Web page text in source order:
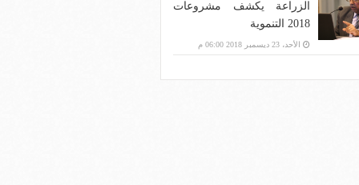
الزراعة يكشف مشروعات
2018 التنموية
الأحد، 23 ديسمبر 2018 06:00 م